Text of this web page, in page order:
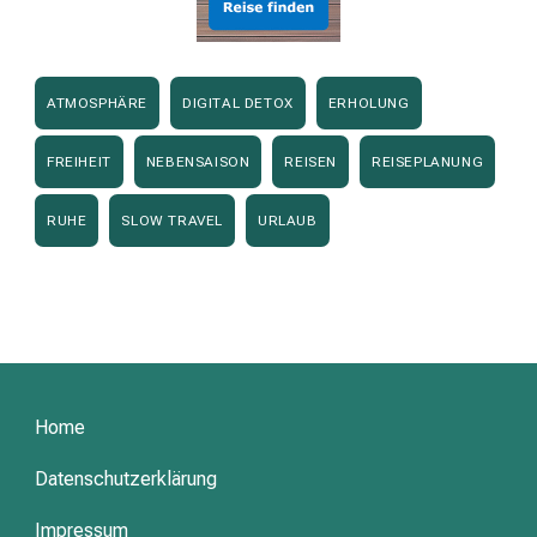
ATMOSPHÄRE DIGITAL DETOX ERHOLUNG
FREIHEIT NEBENSAISON REISEN REISEPLANUNG
RUHE SLOW TRAVEL URLAUB
Home
Datenschutzerklärung
Impressum